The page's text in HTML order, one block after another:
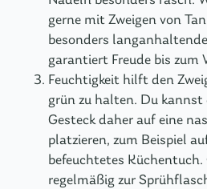
gerne mit Zweigen von
besonders
garantiert Freude bis zum
Feuchtigkeit hilft den
grün zu halten. Du kannst
Gesteck daher auf eine
platzieren, zum Beispiel
befeuchtetes
regelmäßig zur